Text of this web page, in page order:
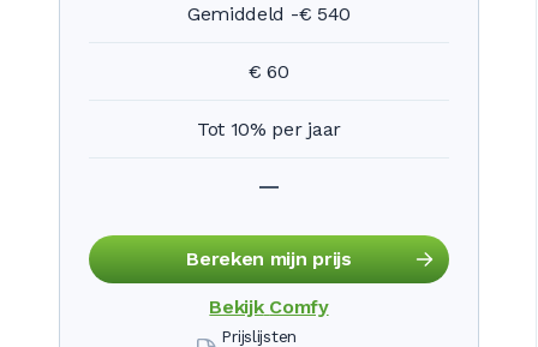
Gemiddeld -€ 540
€ 60
Tot 10% per jaar
Bereken mijn prijs
Bekijk Comfy
Prijslijsten